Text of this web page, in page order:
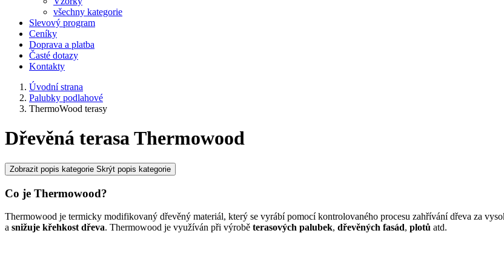
všechny kategorie
Slevový program
Ceníky
Doprava a platba
Časté dotazy
Kontakty
Úvodní strana
Palubky podlahové
ThermoWood terasy
Dřevěná terasa Thermowood
Zobrazit popis kategorie Skrýt popis kategorie
Co je Thermowood?
Thermowood je termicky modifikovaný dřevěný materiál, který se vyrábí pomocí kontrolovaného procesu zahřívání dřeva za
a snižuje křehkost dřeva. Thermowood je využíván při výrobě terasových palubek, dřevěných fasád, plotů atd.